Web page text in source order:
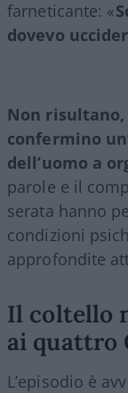
farneticante: «
dovevo
Non
confermino
dell’uomo a
parole e il
serata hanno
condizioni
approfondite
Il coltello
ai quattro
L’episodio è